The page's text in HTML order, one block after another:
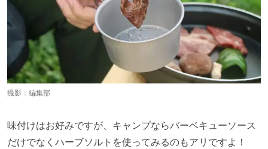
撮影：編集部
味付けはお好みですが、キャンプならバーベキューソース
だけでなくハーブソルトを使ってみるのもアリですよ！